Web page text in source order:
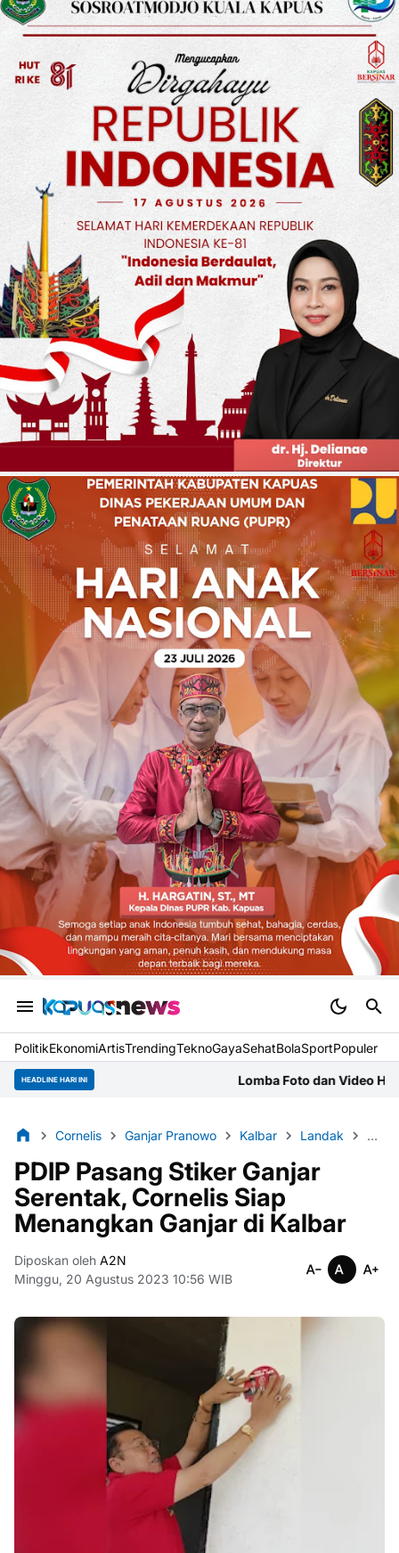
PolitikEkonomiArtisTrendingTeknoGayaSehatBolaSportPopuler
HEADLINE HARI INI Lomba Foto dan Video HUT Kubu Raya, Mitra
Cornelis Ganjar Pranowo Kalbar Landak PDI
PDIP Pasang Stiker Ganjar
Serentak, Cornelis Siap
Menangkan Ganjar di Kalbar
Diposkan oleh A2N
Minggu, 20 Agustus 2023 10:56 WIB